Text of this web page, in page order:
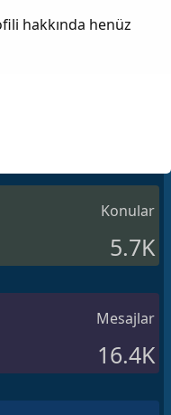
hakkında henüz
Konular
5.7K
Mesajlar
16.4K